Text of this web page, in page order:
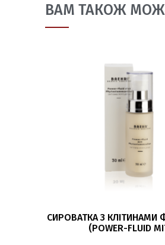
ВАМ ТАКОЖ
ДОДАТИ В КОШИК
СИРОВАТКА З КЛІТИНАМИ
(POWER-FLUID